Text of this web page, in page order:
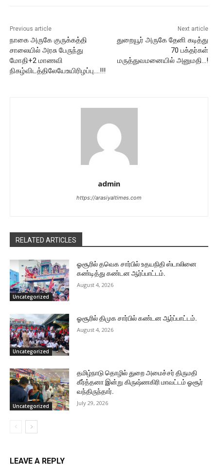
Previous article
நாகை அருகே குருக்கத்தி
சாலையில் அரசு பேருந்து
மோதி+2 மாணவி
நிகழ்விடத்திலேயேஉயிரிழப்பு….!!!
Next article
துறையூர் அருகே தேனி கடித்து
70 பக்தர்கள்
மருத்துவமனையில் அனுமதி…!
admin
https://arasiyaltimes.com
RELATED ARTICLES
Uncategorized
ஓசூரில் தவெக சார்பில் உதயநிதி ஸ்டாலினை
கண்டித்து கண்டன ஆர்ப்பாட்டம்.
August 4, 2026
Uncategorized
ஓசூரில் திமுக சார்பில் கண்டன ஆர்ப்பாட்டம்.
August 4, 2026
Uncategorized
தமிழ்நாடு தொழில் துறை அமைச்சர் திருமதி
கீர்த்தனா இன்று கிருஷ்ணகிரி மாவட்டம் ஓசூர்
வந்திருந்தார்.
July 29, 2026
LEAVE A REPLY